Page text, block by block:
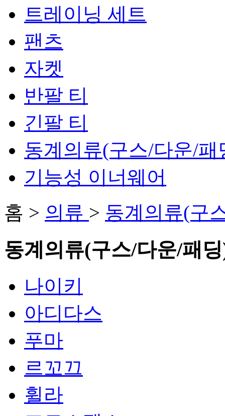
트레이닝 세트
팬츠
자켓
반팔 티
긴팔 티
동계의류(구스/다운/패
기능성 이너웨어
홈 > 의류 > 동계의류(구
동계의류(구스/다운/패
나이키
아디다스
푸마
르꼬끄
휠라